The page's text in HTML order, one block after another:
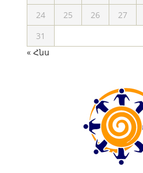
24
25 26 27
31
« Հնս